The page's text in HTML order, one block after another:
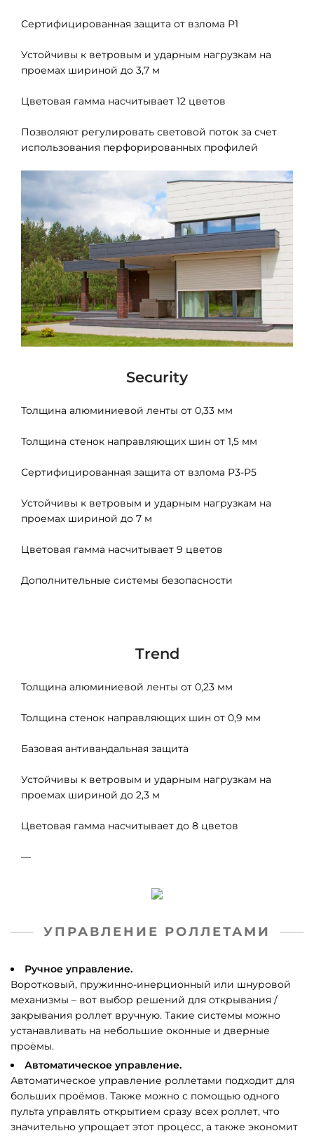
Сертифицированная защита от взлома Р1
Устойчивы к ветровым и ударным нагрузкам на
проемах шириной до 3,7 м
Цветовая гамма насчитывает 12 цветов
Позволяют регулировать световой поток за счет
использования перфорированных профилей
Security
Толщина алюминиевой ленты от 0,33 мм
Толщина стенок направляющих шин от 1,5 мм
Сертифицированная защита от взлома Р3-Р5
Устойчивы к ветровым и ударным нагрузкам на
проемах шириной до 7 м
Цветовая гамма насчитывает 9 цветов
Дополнительные системы безопасности
Trend
Толщина алюминиевой ленты от 0,23 мм
Толщина стенок направляющих шин от 0,9 мм
Базовая антивандальная защита
Устойчивы к ветровым и ударным нагрузкам на
проемах шириной до 2,3 м
Цветовая гамма насчитывает до 8 цветов
—
УПРАВЛЕНИЕ РОЛЛЕТАМИ
Ручное управление.
Воротковый, пружинно-инерционный или шнуровой
механизмы – вот выбор решений для открывания /
закрывания роллет вручную. Такие системы можно
устанавливать на небольшие оконные и дверные
проёмы.
Автоматическое управление.
Автоматическое управление роллетами подходит для
больших проёмов. Также можно с помощью одного
пульта управлять открытием сразу всех роллет, что
значительно упрощает этот процесс, а также экономит